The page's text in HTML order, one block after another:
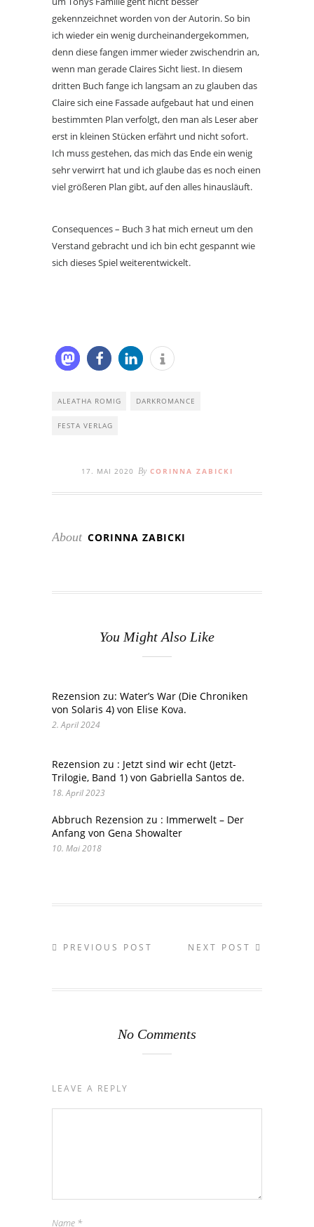
gekennzeichnet worden von der Autorin. So bin
ich wieder ein wenig durcheinandergekommen,
denn diese fangen immer wieder zwischendrin an,
wenn man gerade Claires Sicht liest. In diesem
dritten Buch fange ich langsam an zu glauben das
Claire sich eine Fassade aufgebaut hat und einen
bestimmten Plan verfolgt, den man als Leser aber
erst in kleinen Stücken erfährt und nicht sofort.
Ich muss gestehen, das mich das Ende ein wenig
sehr verwirrt hat und ich glaube das es noch einen
viel größeren Plan gibt, auf den alles hinausläuft.
Consequences – Buch 3 hat mich erneut um den
Verstand gebracht und ich bin echt gespannt wie
sich dieses Spiel weiterentwickelt.
ALEATHA ROMIG DARKROMANCE
FESTA VERLAG
17. MAI 2020 By CORINNA ZABICKI
About CORINNA ZABICKI
You Might Also Like
Rezension zu: Water’s War (Die Chroniken
von Solaris 4) von Elise Kova.
2. April 2024
Rezension zu : Jetzt sind wir echt (Jetzt-
Trilogie, Band 1) von Gabriella Santos de.
18. April 2023
Abbruch Rezension zu : Immerwelt – Der
Anfang von Gena Showalter
10. Mai 2018
PREVIOUS POST NEXT POST
No Comments
LEAVE A REPLY
Name *